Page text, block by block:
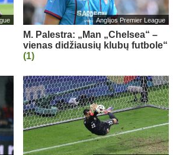
Anglijos Premier League
M. Palestra: „Man „Chelsea“ –
vienas didžiausių klubų futbole“
(1)